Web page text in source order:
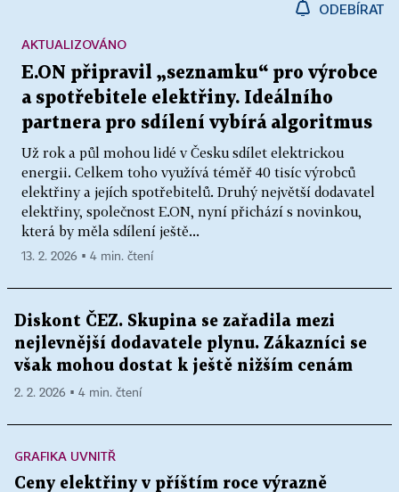
ODEBÍRAT
E.ON připravil „seznamku“ pro výrobce
a spotřebitele elektřiny. Ideálního
partnera pro sdílení vybírá algoritmus
Už rok a půl mohou lidé v Česku sdílet elektrickou
energii. Celkem toho využívá téměř 40 tisíc výrobců
elektřiny a jejích spotřebitelů. Druhý největší dodavatel
elektřiny, společnost E.ON, nyní přichází s novinkou,
která by měla sdílení ještě...
AKTUALIZOVÁNO
13. 2. 2026 ▪ 4 min. čtení
Diskont ČEZ. Skupina se zařadila mezi
nejlevnější dodavatele plynu. Zákazníci se
však mohou dostat k ještě nižším cenám
2. 2. 2026 ▪ 4 min. čtení
GRAFIKA UVNITŘ
Ceny elektřiny v příštím roce výrazně